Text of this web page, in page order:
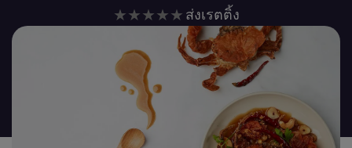
ไม่มี
การ
ให้
คะแนน
สำหรับ
recipe
ส่งเรตติ้ง